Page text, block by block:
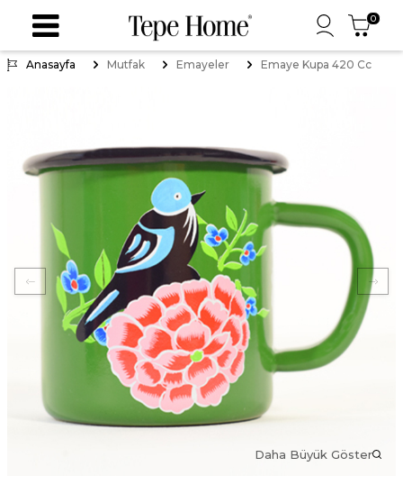
0
Anasayfa Mutfak Emayeler Emaye Kupa 420 Cc
Daha Büyük Göster